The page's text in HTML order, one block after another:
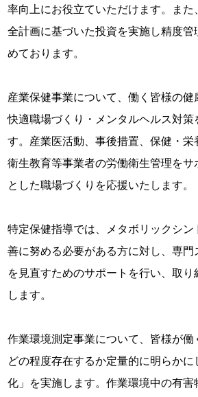
率向上にお役立ていただけます。ま
全計画に基づいた投資を実施し精度管
めております。
産業保健事業について、働く皆様の健
快適職場づくり・メンタルヘルス対策
す。産業医活動、事後措置、保健・栄
衛生教育等事業者の労働衛生管理をサ
とした職場づくりを応援いたします。
特定保健指導では、メタボリックシン
善に努める必要がある方に対し、専
を見直すためのサポートを行い、取り
します。
作業環境測定事業について、皆様が
どの程度存在するか定量的に明らかに
化」を実施します。作業環境中の有害